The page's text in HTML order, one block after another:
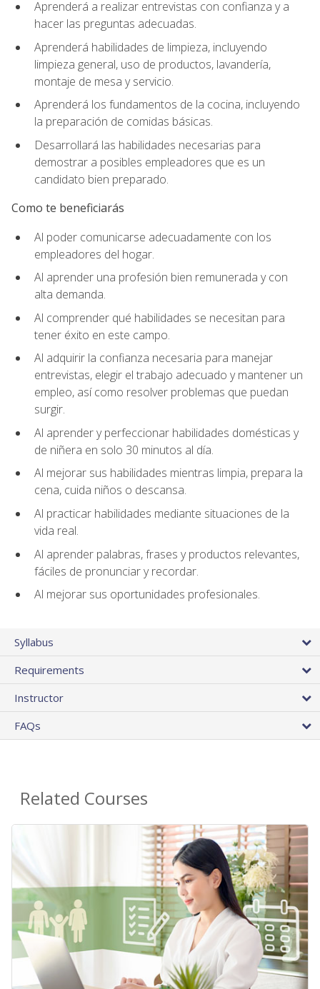
Aprenderá a realizar entrevistas con confianza y a
hacer las preguntas adecuadas.
Aprenderá habilidades de limpieza, incluyendo
limpieza general, uso de productos, lavandería,
montaje de mesa y servicio.
Aprenderá los fundamentos de la cocina, incluyendo
la preparación de comidas básicas.
Desarrollará las habilidades necesarias para
demostrar a posibles empleadores que es un
candidato bien preparado.
Como te beneficiarás
Al poder comunicarse adecuadamente con los
empleadores del hogar.
Al aprender una profesión bien remunerada y con
alta demanda.
Al comprender qué habilidades se necesitan para
tener éxito en este campo.
Al adquirir la confianza necesaria para manejar
entrevistas, elegir el trabajo adecuado y mantener un
empleo, así como resolver problemas que puedan
surgir.
Al aprender y perfeccionar habilidades domésticas y
de niñera en solo 30 minutos al día.
Al mejorar sus habilidades mientras limpia, prepara la
cena, cuida niños o descansa.
Al practicar habilidades mediante situaciones de la
vida real.
Al aprender palabras, frases y productos relevantes,
fáciles de pronunciar y recordar.
Al mejorar sus oportunidades profesionales.
Syllabus
Requirements
Instructor
FAQs
Related Courses